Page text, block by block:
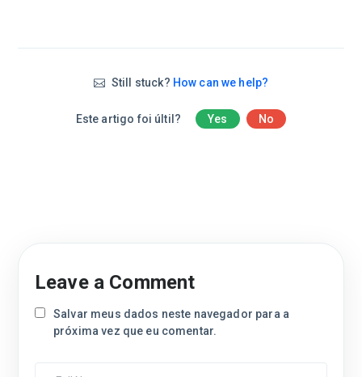
Still stuck? How can we help?
Este artigo foi últil? Yes No
Leave a Comment
Salvar meus dados neste navegador para a
próxima vez que eu comentar.